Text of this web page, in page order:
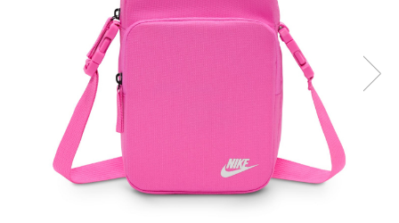
Pantaloni lungi copii
Geci si veste copii
Pantaloni scurti Copii
Accesorii
Ingrijire incaltaminte